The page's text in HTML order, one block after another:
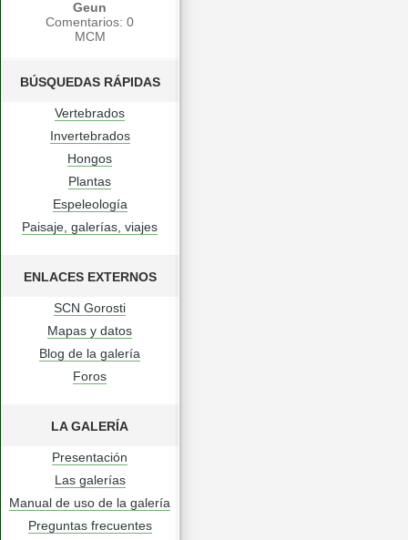
Geun
Comentarios: 0
MCM
BÚSQUEDAS RÁPIDAS
Vertebrados
Invertebrados
Hongos
Plantas
Espeleología
Paisaje, galerías, viajes
ENLACES EXTERNOS
SCN Gorosti
Mapas y datos
Blog de la galería
Foros
LA GALERÍA
Presentación
Las galerías
Manual de uso de la galería
Preguntas frecuentes